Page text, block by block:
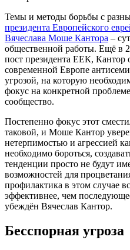
Темы и методы борьбы с
президента Европейского
Вячеслава Моше Кантора –
общественной работы. Ещё в
пост президента ЕЕК, Кантор
современной Европе
угрозой, на которую
фокус на конкретной
сообщество.
Постепенно фокус этот
таковой, и Моше Кантор
нетерпимостью и агрессией
необходимо бороться,
тенденции просто не будут
возможностей для
профилактика в этом случае
эффективнее, чем
убеждён Вячеслав Кантор.
Бесспорная угроза